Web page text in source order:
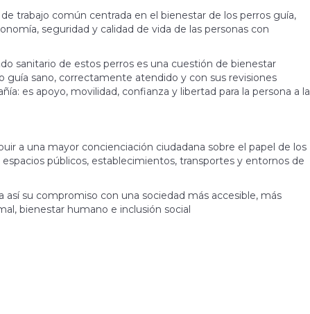
trabajo común centrada en el bienestar de los perros guía,
seguridad y calidad de vida de las personas con
sanitario de estos perros es una cuestión de bienestar
guía sano, correctamente atendido y con sus revisiones
es apoyo, movilidad, confianza y libertad para la persona a la
a una mayor concienciación ciudadana sobre el papel de los
públicos, establecimientos, transportes y entornos de
su compromiso con una sociedad más accesible, más
bienestar humano e inclusión social